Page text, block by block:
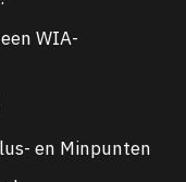
WIA-
en Minpunten